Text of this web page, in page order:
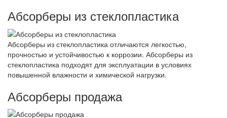
Абсорберы из стеклопластика
Абсорберы из стеклопластика отличаются легкостью,
прочностью и устойчивостью к коррозии. Абсорберы из
стеклопластика подходят для эксплуатации в условиях
повышенной влажности и химической нагрузки.
Абсорберы продажа